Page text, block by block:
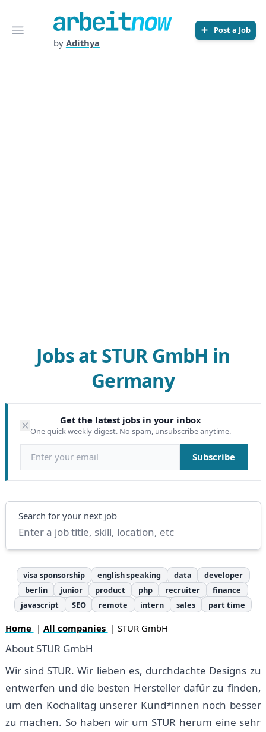
Open menu
Arbeitnow
by Adithya
Post a Job
Jobs at STUR GmbH in
Germany
Get the latest jobs in your inbox
One quick weekly digest. No spam, unsubscribe anytime.
Email address Subscribe
Search
Search for your next job
visa sponsorship english speaking data
developer
berlin
junior product php recruiter
finance
javascript
SEO remote intern sales part time
Home | All companies | STUR GmbH
About STUR GmbH
Wir sind STUR. Wir lieben es, durchdachte Designs zu
entwerfen und die besten Hersteller dafür zu finden,
um den Kochalltag unserer Kund*innen noch besser
zu machen. So haben wir um STUR herum eine sehr